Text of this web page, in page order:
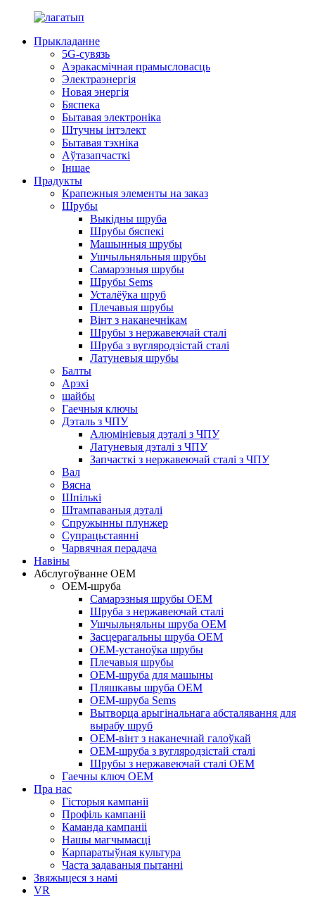
Прыкладанне
5G-сувязь
Аэракасмічная прамысловасць
Электраэнергія
Новая энергія
Бяспека
Бытавая электроніка
Штучны інтэлект
Бытавая тэхніка
Аўтазапчасткі
Іншае
Прадукты
Крапежныя элементы на заказ
Шрубы
Выкідны шруба
Шрубы бяспекі
Машынныя шрубы
Ушчыльняльныя шрубы
Самарэзныя шрубы
Шрубы Sems
Усталёўка шруб
Плечавыя шрубы
Вінт з наканечнікам
Шрубы з нержавеючай сталі
Шруба з вугляродзістай сталі
Латуневыя шрубы
Балты
Арэхі
шайбы
Гаечныя ключы
Дэталь з ЧПУ
Алюмініевыя дэталі з ЧПУ
Латуневыя дэталі з ЧПУ
Запчасткі з нержавеючай сталі з ЧПУ
Вал
Вясна
Шпількі
Штампаваныя дэталі
Спружынны плунжер
Супрацьстаянні
Чарвячная перадача
Навіны
Абслугоўванне OEM
OEM-шруба
Самарэзныя шрубы OEM
Шруба з нержавеючай сталі
Ушчыльняльны шруба OEM
Засцерагальны шруба OEM
OEM-устаноўка шрубы
Плечавыя шрубы
OEM-шруба для машыны
Пляшкавы шруба OEM
OEM-шруба Sems
Вытворца арыгінальнага абсталявання для
вырабу шруб
OEM-вінт з наканечнай галоўкай
OEM-шруба з вугляродзістай сталі
Шрубы з нержавеючай сталі OEM
Гаечны ключ OEM
Пра нас
Гісторыя кампаніі
Профіль кампаніі
Каманда кампаніі
Нашы магчымасці
Карпаратыўная культура
Часта задаваныя пытанні
Звяжыцеся з намі
VR